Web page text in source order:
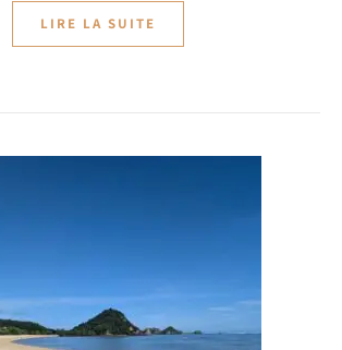
LIRE LA SUITE